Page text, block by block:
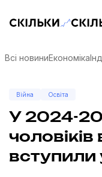
Скільки-
Всі новиниЕкономіка
Війна Освіта
У 2024-
чоловіків
вступили